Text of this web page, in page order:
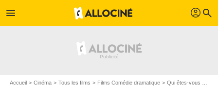
menu profil search
Accueil Cinéma Tous les films Films Comédie dramatique Qui êtes-vous Polly Maggoo ?